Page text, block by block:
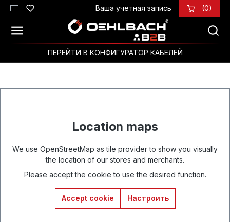
Перейти к основному содержанию
Ваша учетная запись (0)
ПЕРЕЙТИ В КОНФИГУРАТОР КАБЕЛЕЙ
Location maps
We use OpenStreetMap as tile provider to show you visually
the location of our stores and merchants.
Please accept the cookie to use the desired function.
Accept cookie Настроить